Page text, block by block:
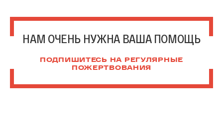
НАМ ОЧЕНЬ НУЖНА ВАША ПОМОЩЬ
ПОДПИШИТЕСЬ НА РЕГУЛЯРНЫЕ
ПОЖЕРТВОВАНИЯ